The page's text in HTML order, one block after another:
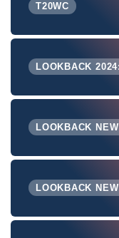
T20WC
LOOKBACK
LOOKBACK
LOOKBACK